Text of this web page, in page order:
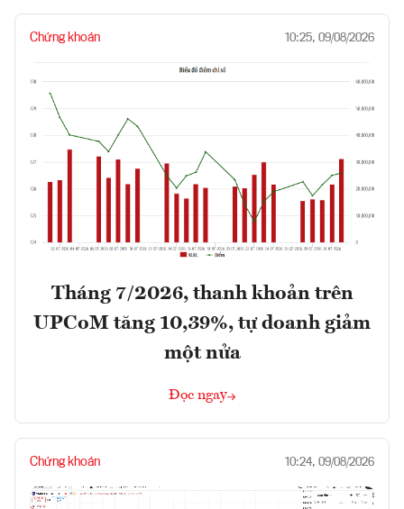
Chứng khoán 10:25, 09/08/2026
Tháng 7/2026, thanh khoản trên
UPCoM tăng 10,39%, tự doanh giảm
một nửa
Đọc ngay
Chứng khoán 10:24, 09/08/2026